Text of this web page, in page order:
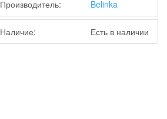
Производитель: Belinka
Наличие: Есть в наличии